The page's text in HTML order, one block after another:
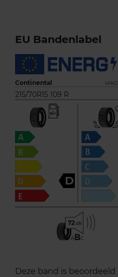
EU Bandenlabel
Continental
215/70R15 109 R
D
72
ABC
Deze band is